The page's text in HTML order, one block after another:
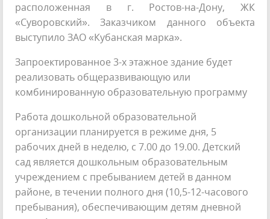
расположенная в г. Ростов-на-Дону, ЖК
«Суворовский». Заказчиком данного объекта
выступило ЗАО «Кубанская марка».
Запроектированное 3-х этажное здание будет
реализовать общеразвивающую или
комбинированную образовательную программу
Работа дошкольной образовательной
организации планируется в режиме дня, 5
рабочих дней в неделю, с 7.00 до 19.00. Детский
сад является дошкольным образовательным
учреждением с пребыванием детей в данном
районе, в течении полного дня (10,5-12-часового
пребывания), обеспечивающим детям дневной